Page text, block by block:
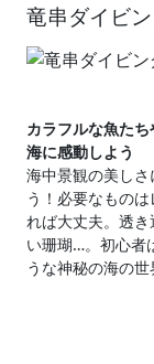
竜串ダイビ
カラフルな魚た
海に感動しよう
海中景観の美し
う！必要なもの
れば大丈夫。透
い珊瑚…。初心者
うな神秘の海の世